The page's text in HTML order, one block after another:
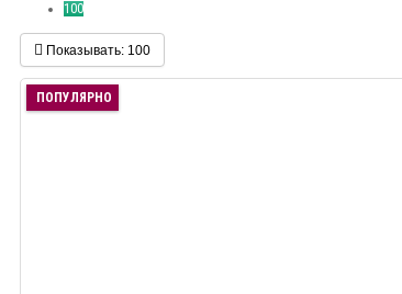
100
Показывать: 100
ПОПУЛЯРНО